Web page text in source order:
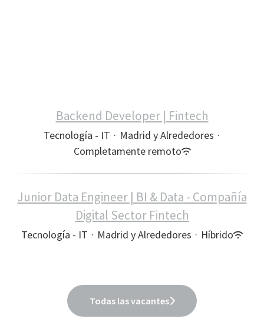
Backend Developer | Fintech
Tecnología - IT · Madrid y Alrededores ·
Completamente remoto
Junior Data Engineer | BI & Data - Compañía
Digital Sector Fintech
Tecnología - IT · Madrid y Alrededores · Híbrido
Todas las vacantes